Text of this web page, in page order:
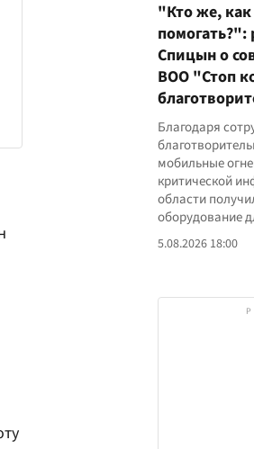
"Кто же,
помогать?":
Спицын о
ВОО "Стоп
Благодаря
мобильные
критической
области
оборудование
5.08.2026 18:00